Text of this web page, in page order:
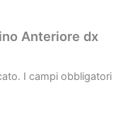
Anteriore dx
I campi obbligatori